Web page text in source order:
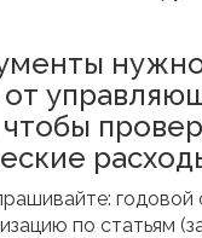
от
годовой
по статьям